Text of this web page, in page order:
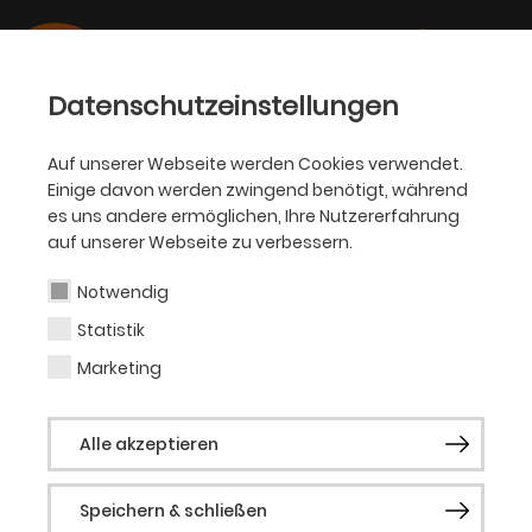
Datenschutzeinstellungen
Auf unserer Webseite werden Cookies verwendet.
Einige davon werden zwingend benötigt, während
es uns andere ermöglichen, Ihre Nutzererfahrung
auf unserer Webseite zu verbessern.
Notwendig
Statistik
Marketing
Alle akzeptieren
Speichern & schließen
17.10.2023 OPER
Morgan Moody für Ehrentitel
des Kammersängers
berücksichtigt
Der Kulturausschuss der Stadt Dortmund
folgt damit dem Vorschlag von
Opernintendant Heribert Germeshausen